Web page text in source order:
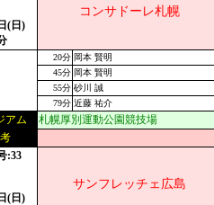
(日)
コンサドーレ札幌
20分 岡本 賢明
45分 岡本 賢明
55分 砂川 誠
79分 近藤 祐介
アム
札幌厚別運動公園競技場
:33
(日)
サンフレッチェ広島